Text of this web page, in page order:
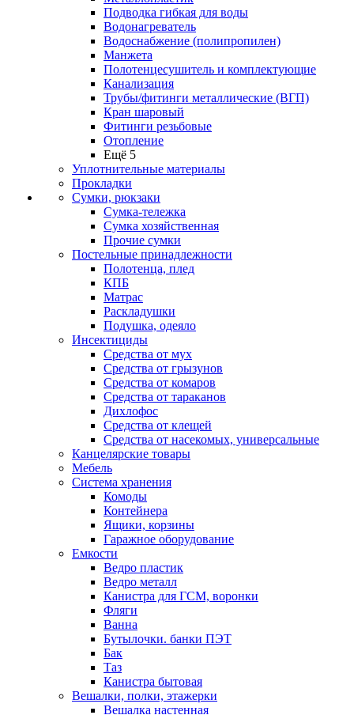
Подводка гибкая для воды
Водонагреватель
Водоснабжение (полипропилен)
Манжета
Полотенцесушитель и комплектующие
Канализация
Трубы/фитинги металлические (ВГП)
Кран шаровый
Фитинги резьбовые
Отопление
Ещё 5
Уплотнительные материалы
Прокладки
Сумки, рюкзаки
Сумка-тележка
Сумка хозяйственная
Прочие сумки
Постельные принадлежности
Полотенца, плед
КПБ
Матрас
Раскладушки
Подушка, одеяло
Инсектициды
Средства от мух
Средства от грызунов
Средства от комаров
Средства от тараканов
Дихлофос
Средства от клещей
Средства от насекомых, универсальные
Канцелярские товары
Мебель
Система хранения
Комоды
Контейнера
Ящики, корзины
Гаражное оборудование
Емкости
Ведро пластик
Ведро металл
Канистра для ГСМ, воронки
Фляги
Ванна
Бутылочки. банки ПЭТ
Бак
Таз
Канистра бытовая
Вешалки, полки, этажерки
Вешалка настенная